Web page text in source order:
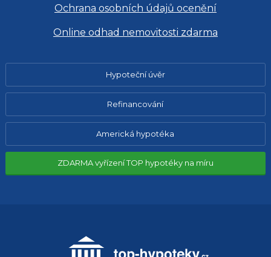
Ochrana osobních údajů ocenění
Online odhad nemovitosti zdarma
Hypoteční úvěr
Refinancování
Americká hypotéka
ZDARMA vyřízení TOP hypotéky na míru